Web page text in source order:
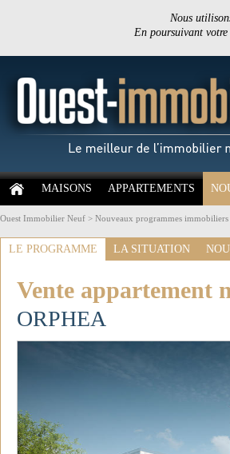
Nous
En poursuivant
MAISONS APPARTEMENTS
Ouest Immobilier Neuf > Nouveaux programmes immobiliers
LE PROGRAMME LA SITUATION
Vente appartement
ORPHEA